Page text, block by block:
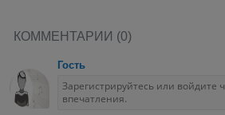
КОММЕНТАРИИ (0)
Гость